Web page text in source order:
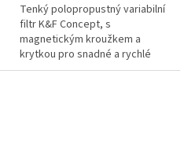
Tenký polopropustný variabilní
filtr K&F Concept, s
magnetickým kroužkem a
krytkou pro snadné a rychlé
uchycení na objektiv, je určený